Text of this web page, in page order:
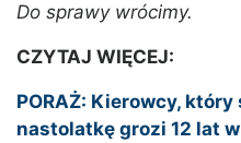
Do sprawy wrócimy.
CZYTAJ WIĘCEJ:
PORAŻ: Kierowcy,
nastolatkę grozi 12 lat